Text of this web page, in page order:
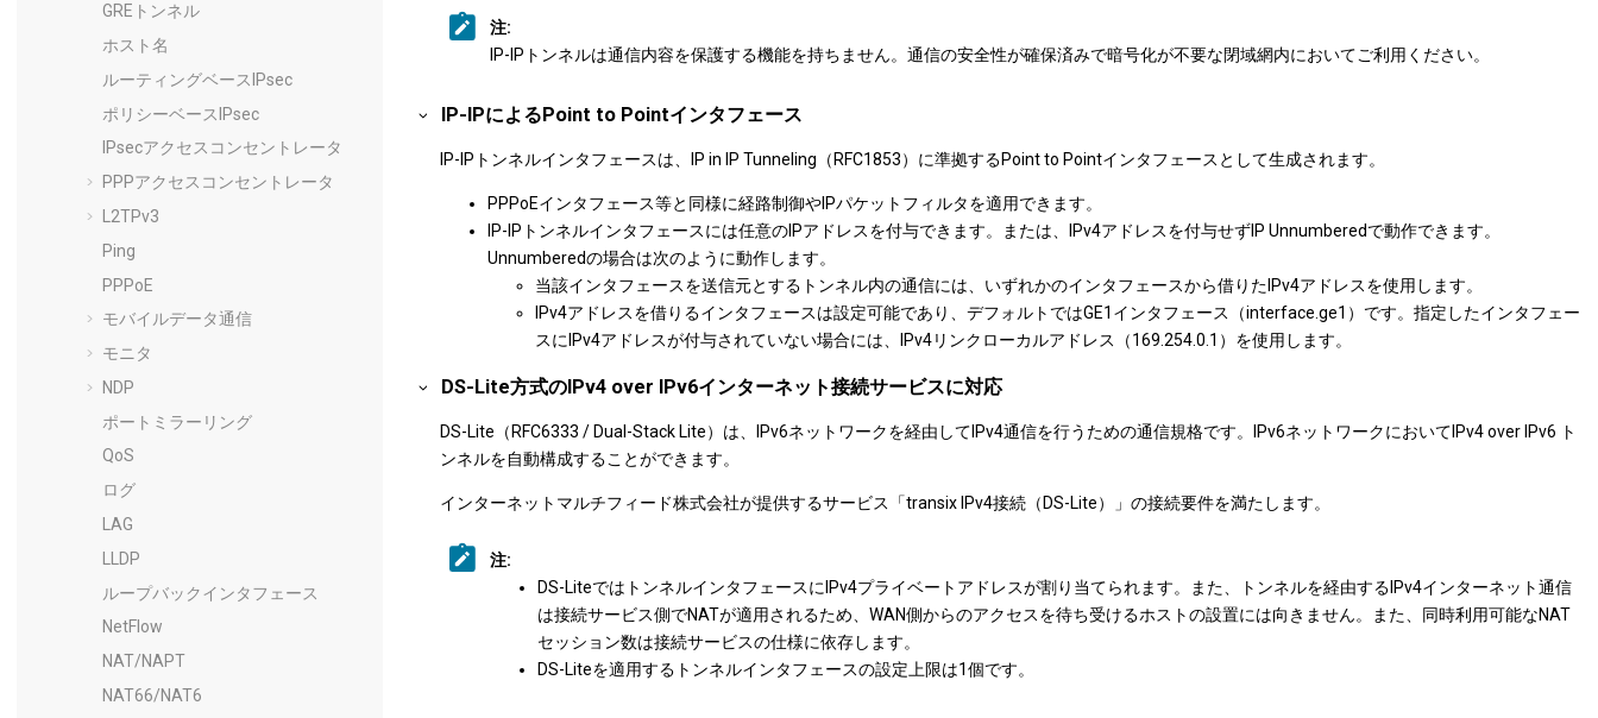
GREトンネル
ホスト名
ルーティングベースIPsec
ポリシーベースIPsec
IPsecアクセスコンセントレータ
PPPアクセスコンセントレータ
L2TPv3
Ping
PPPoE
モバイルデータ通信
モニタ
NDP
ポートミラーリング
QoS
ログ
LAG
LLDP
ループバックインタフェース
NetFlow
NAT/NAPT
NAT66/NAT6
注:
IP-IPトンネルは通信内容を保護する機能を持ちません。通信の安全性が確保済みで暗号化が不要な閉域網内においてご利用ください。
IP-IPによるPoint to Pointインタフェース
IP-IPトンネルインタフェースは、IP in IP Tunneling（RFC1853）に準拠するPoint to Pointインタフェースとして生成されます。
PPPoEインタフェース等と同様に経路制御やIPパケットフィルタを適用できます。
IP-IPトンネルインタフェースには任意のIPアドレスを付与できます。または、IPv4アドレスを付与せずIP Unnumberedで動作できます。
Unnumberedの場合は次のように動作します。
当該インタフェースを送信元とするトンネル内の通信には、いずれかのインタフェースから借りたIPv4アドレスを使用します。
IPv4アドレスを借りるインタフェースは設定可能であり、デフォルトではGE1インタフェース（interface.ge1）です。指定したインタフェー
スにIPv4アドレスが付与されていない場合には、IPv4リンクローカルアドレス（169.254.0.1）を使用します。
DS-Lite方式のIPv4 over IPv6インターネット接続サービスに対応
DS-Lite（RFC6333 / Dual-Stack Lite）は、IPv6ネットワークを経由してIPv4通信を行うための通信規格です。IPv6ネットワークにおいてIPv4 over IPv6 ト
ンネルを自動構成することができます。
インターネットマルチフィード株式会社が提供するサービス「transix IPv4接続（DS-Lite）」の接続要件を満たします。
注:
DS-LiteではトンネルインタフェースにIPv4プライベートアドレスが割り当てられます。また、トンネルを経由するIPv4インターネット通信
は接続サービス側でNATが適用されるため、WAN側からのアクセスを待ち受けるホストの設置には向きません。また、同時利用可能なNAT
セッション数は接続サービスの仕様に依存します。
DS-Liteを適用するトンネルインタフェースの設定上限は1個です。